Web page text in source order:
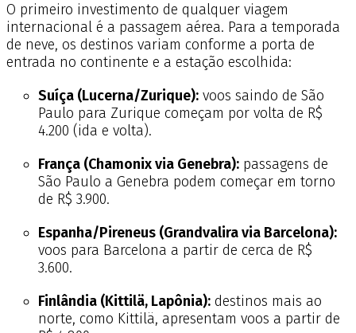
O primeiro investimento de qualquer viagem
internacional é a passagem aérea. Para a temporada
de neve, os destinos variam conforme a porta de
entrada no continente e a estação escolhida:
Suíça (Lucerna/Zurique): voos saindo de São
Paulo para Zurique começam por volta de R$
4.200 (ida e volta).
França (Chamonix via Genebra): passagens de
São Paulo a Genebra podem começar em torno
de R$ 3.900.
Espanha/Pireneus (Grandvalira via Barcelona):
voos para Barcelona a partir de cerca de R$
3.600.
Finlândia (Kittilä, Lapônia): destinos mais ao
norte, como Kittilä, apresentam voos a partir de